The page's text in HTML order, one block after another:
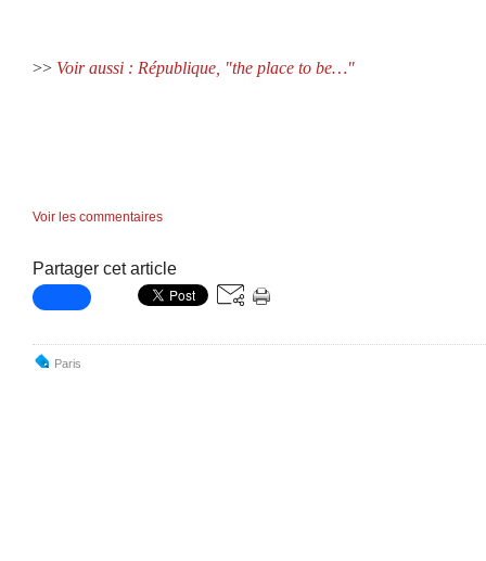
>> Voir aussi : République, "the place to be…"
Voir les commentaires
Partager cet article
Paris